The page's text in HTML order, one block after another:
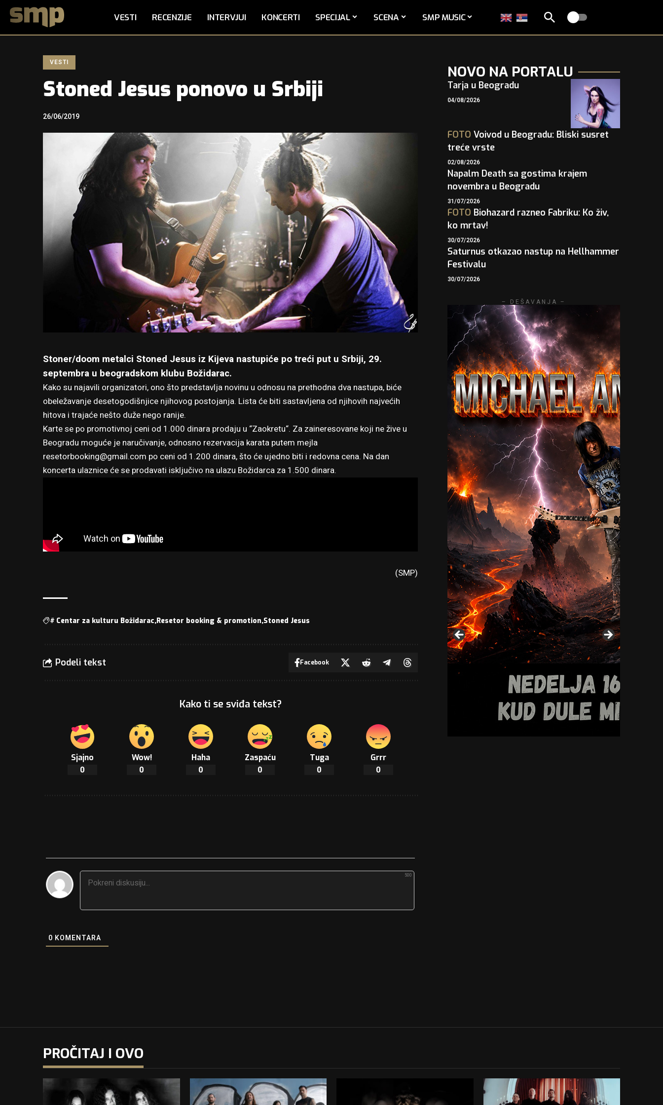
VESTI RECENZIJE INTERVJUI KONCERTI SPECIJAL SCENA SMP MUSIC
VESTI
Stoned Jesus ponovo u Srbiji
26/06/2019
Stoner/doom metalci Stoned Jesus iz Kijeva nastupiće po treći put u Srbiji, 29.
septembra u beogradskom klubu Božidarac.
Kako su najavili organizatori, ono što predstavlja novinu u odnosu na prethodna dva nastupa, biće
obeležavanje desetogodišnjice njihovog postojanja. Lista će biti sastavljena od njihovih najvećih
hitova i trajaće nešto duže nego ranije.
Karte se po promotivnoj ceni od 1.000 dinara prodaju u “Zaokretu“. Za zaineresovane koji ne žive u
Beogradu moguće je naručivanje, odnosno rezervacija karata putem mejla
resetorbooking@gmail.com po ceni od 1.200 dinara, što će ujedno biti i redovna cena. Na dan
koncerta ulaznice će se prodavati isključivo na ulazu Božidarca za 1.500 dinara.
(SMP)
# Centar za kulturu Božidarac Resetor booking & promotion Stoned Jesus
Podeli tekst Facebook
Kako ti se sviđa tekst?
Sjajno
0
Wow!
0
Haha
0
Zaspaću
0
Tuga
0
Grrr
0
500
0 KOMENTARA
NOVO NA PORTALU
Tarja u Beogradu
04/08/2026
FOTO Voivod u Beogradu: Bliski susret
treće vrste
02/08/2026
Napalm Death sa gostima krajem
novembra u Beogradu
31/07/2026
FOTO Biohazard razneo Fabriku: Ko živ,
ko mrtav!
30/07/2026
Saturnus otkazao nastup na Hellhammer
Festivalu
30/07/2026
– DEŠAVANJA –
PROČITAJ I OVO